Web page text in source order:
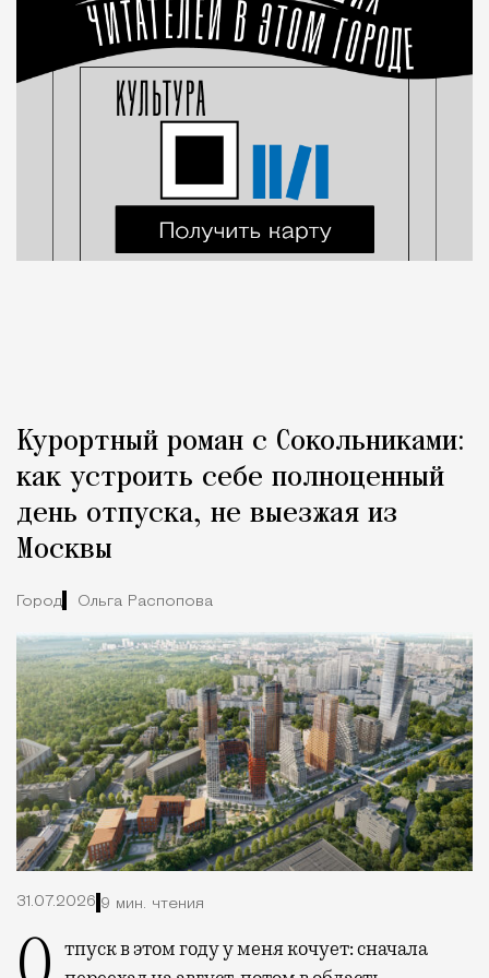
Курортный роман с Сокольниками:
как устроить себе полноценный
день отпуска, не выезжая из
Москвы
Город Ольга Распопова
31.07.2026 9 мин. чтения